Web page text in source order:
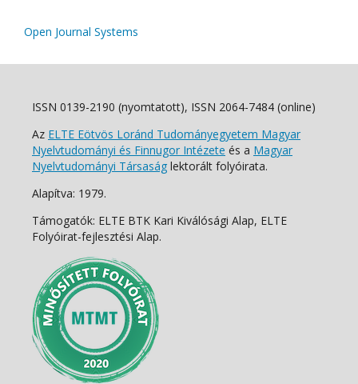
Open Journal Systems
ISSN 0139-2190 (nyomtatott), ISSN 2064-7484 (online)
Az ELTE Eötvös Loránd Tudományegyetem Magyar
Nyelvtudományi és Finnugor Intézete és a Magyar
Nyelvtudományi Társaság lektorált folyóirata.
Alapítva: 1979.
Támogatók: ELTE BTK Kari Kiválósági Alap, ELTE
Folyóirat-fejlesztési Alap.